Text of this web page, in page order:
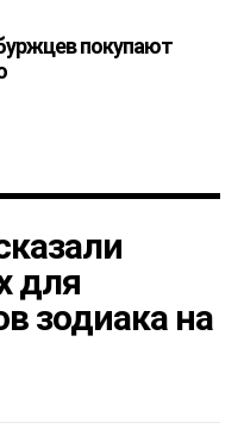
покупают
для
зодиака на